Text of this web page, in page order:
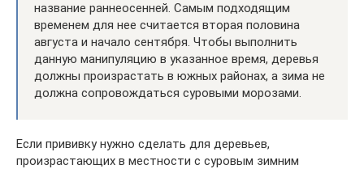
название раннеосенней. Самым подходящим
временем для нее считается вторая половина
августа и начало сентября. Чтобы выполнить
данную манипуляцию в указанное время, деревья
должны произрастать в южных районах, а зима не
должна сопровождаться суровыми морозами.
Если прививку нужно сделать для деревьев,
произрастающих в местности с суровым зимним